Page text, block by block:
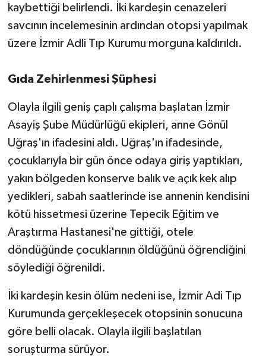
kaybettiği belirlendi. İki kardeşin cenazeleri
savcının incelemesinin ardından otopsi yapılmak
üzere İzmir Adli Tıp Kurumu morguna kaldırıldı.
Gıda Zehirlenmesi Şüphesi
Olayla ilgili geniş çaplı çalışma başlatan İzmir
Asayiş Şube Müdürlüğü ekipleri, anne Gönül
Uğraş'ın ifadesini aldı. Uğraş'ın ifadesinde,
çocuklarıyla bir gün önce odaya giriş yaptıkları,
yakın bölgeden konserve balık ve açık kek alıp
yedikleri, sabah saatlerinde ise annenin kendisini
kötü hissetmesi üzerine Tepecik Eğitim ve
Araştırma Hastanesi'ne gittiği, otele
döndüğünde çocuklarının öldüğünü öğrendiğini
söylediği öğrenildi.
İki kardeşin kesin ölüm nedeni ise, İzmir Adi Tıp
Kurumunda gerçekleşecek otopsinin sonucuna
göre belli olacak. Olayla ilgili başlatılan
soruşturma sürüyor.